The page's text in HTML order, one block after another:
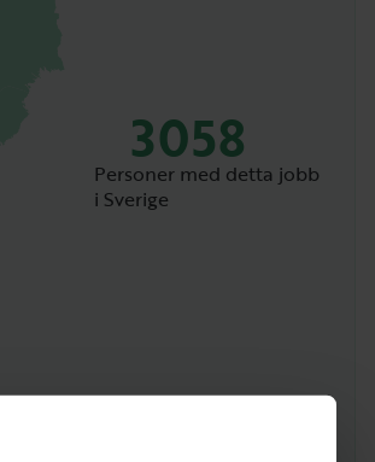
3058
Personer med detta jobb
i Sverige